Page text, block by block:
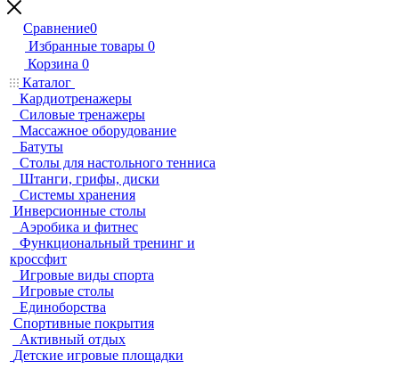
Сравнение0
Избранные товары 0
Корзина 0
Каталог
Кардиотренажеры
Силовые тренажеры
Массажное оборудование
Батуты
Столы для настольного тенниса
Штанги, грифы, диски
Системы хранения
Инверсионные столы
Аэробика и фитнес
Функциональный тренинг и
кроссфит
Игровые виды спорта
Игровые столы
Единоборства
Спортивные покрытия
Активный отдых
Детские игровые площадки